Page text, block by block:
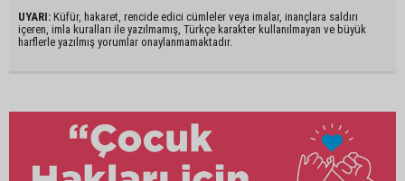
UYARI: Küfür, hakaret, rencide edici cümleler veya imalar, inançlara saldırı
içeren, imla kuralları ile yazılmamış, Türkçe karakter kullanılmayan ve büyük
harflerle yazılmış yorumlar onaylanmamaktadır.